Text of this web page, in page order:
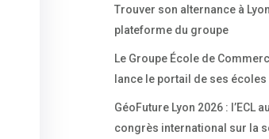
Trouver son alternance à
plateforme du groupe
Le Groupe École de
lance le portail de ses écoles
GéoFuture Lyon 2026 : l’ECL
congrès international sur la